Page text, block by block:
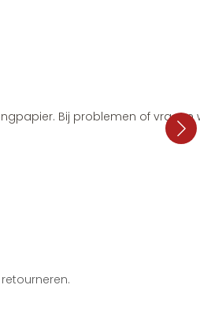
Bij problemen of